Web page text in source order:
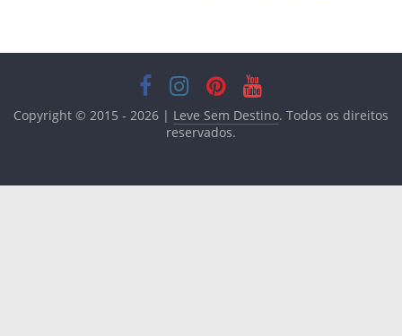
Copyright © 2015 - 2026 | Leve Sem Destino. Todos os direitos
reservados.